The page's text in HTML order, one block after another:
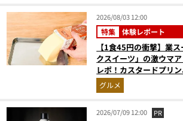
2026/08/03 12:00
特集 体験レポート
【1食45円の衝撃】業
クスイーツ」の激ウマ
レポ！カスタードプリ
おやつに最強すぎた
グルメ
2026/07/09 12:00 PR